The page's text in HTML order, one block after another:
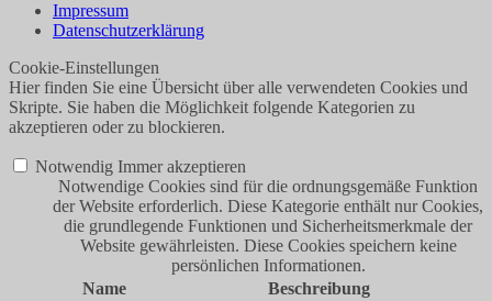
Impressum
Datenschutzerklärung
Cookie-Einstellungen
Hier finden Sie eine Übersicht über alle verwendeten Cookies und
Skripte. Sie haben die Möglichkeit folgende Kategorien zu
akzeptieren oder zu blockieren.
Notwendig Immer akzeptieren
Notwendige Cookies sind für die ordnungsgemäße Funktion
der Website erforderlich. Diese Kategorie enthält nur Cookies,
die grundlegende Funktionen und Sicherheitsmerkmale der
Website gewährleisten. Diese Cookies speichern keine
persönlichen Informationen.
Name
Beschreibung